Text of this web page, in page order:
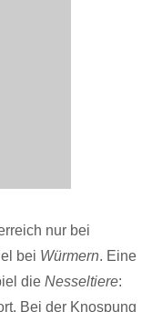
nur bei
bei Würmern. Eine
die Nesseltiere:
Bei der Knospung